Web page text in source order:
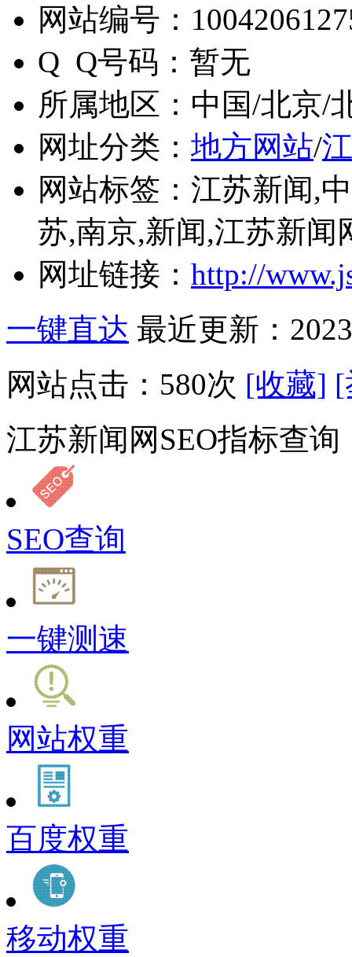
网站编号：
Q Q号码： 暂无
所属地区： 中国/北京/
网址分类： 地方网站/
网站标签： 江苏新闻,
苏,南京,新闻,江苏新闻
网址链接： http://
一键直达 最近更新：
网站点击： 580次 [收藏] [
江苏新闻网SEO指标查询
SEO查询
一键测速
网站权重
百度权重
移动权重